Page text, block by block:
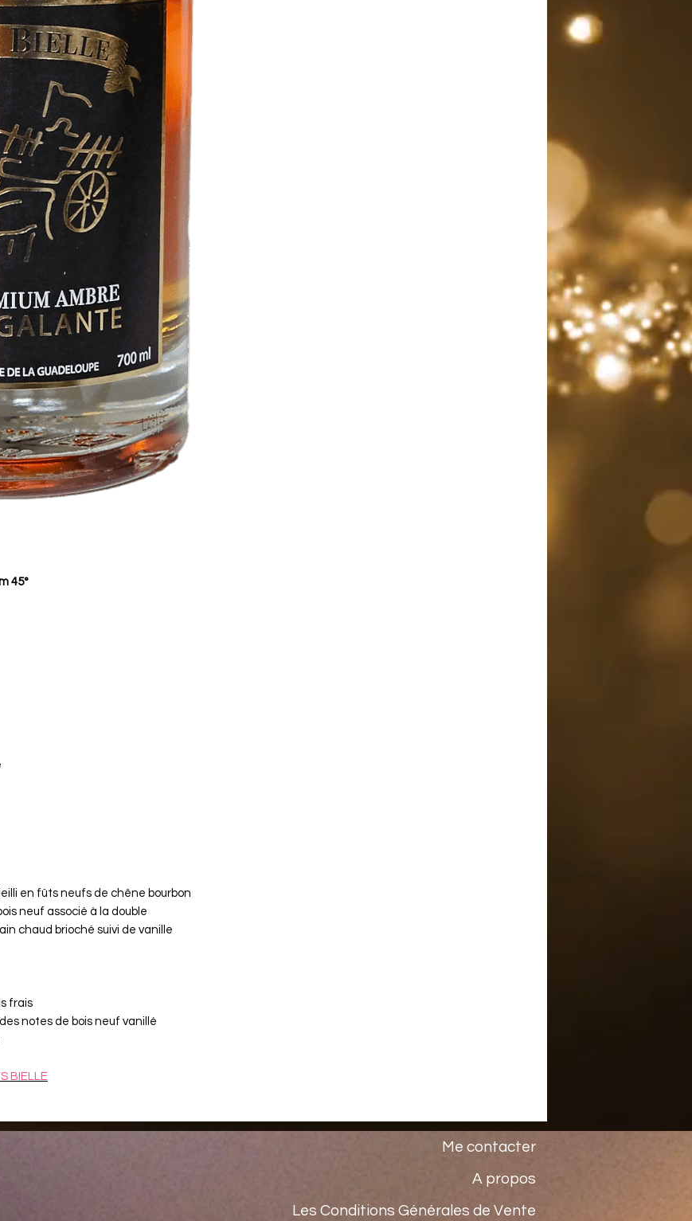
45°
en fûts neufs de chêne bourbon
neuf associé à la double
chaud brioché suivi de vanille
frais
notes de bois neuf vanillé
BIELLE
Me contacter
A propos
Les Conditions Générales de Vente